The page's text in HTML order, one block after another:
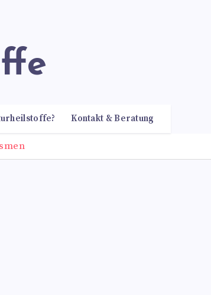
Kontakt & Beratung